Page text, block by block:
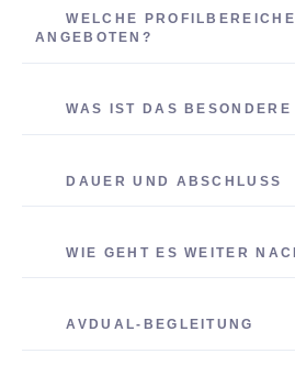
WELCHE
ANGEBOTEN?
WAS IST DAS
DAUER UND ABSCHLUSS
WIE GEHT ES WEITER
AVDUAL-BEGLEITUNG